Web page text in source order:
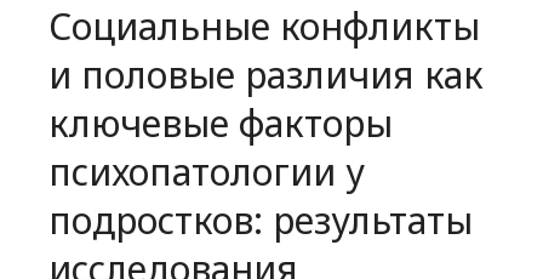
Авто
Происшествия
Редакция
Социальные конфликты
и половые различия как
ключевые факторы
психопатологии у
подростков: результаты
исследования